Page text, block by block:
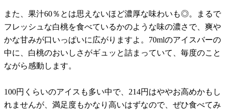
また、果汁60％とは思えないほど濃厚な味わいも◎。まるで
フレッシュな白桃を食べているかのような味の濃さで、爽や
かな甘みが口いっぱいに広がりますよ。70mlのアイスバーの
中に、白桃のおいしさがギュッと詰まっていて、毎度のこと
ながら感動します。
100円くらいのアイスも多い中で、214円はややお高めかもし
れませんが、満足度もかなり高いはずなので、ぜひ食べてみ